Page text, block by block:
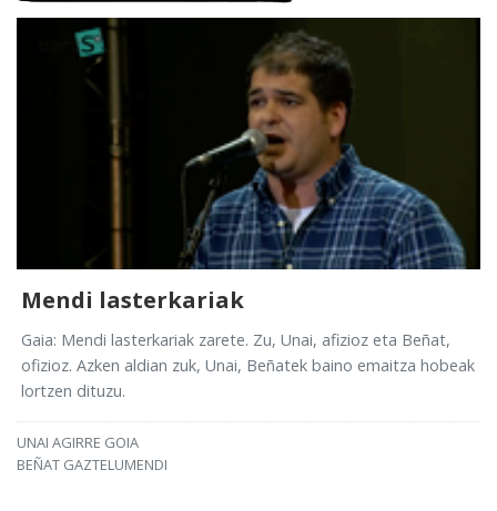
Mendi lasterkariak
Gaia: Mendi lasterkariak zarete. Zu, Unai, afizioz eta Beñat,
ofizioz. Azken aldian zuk, Unai, Beñatek baino emaitza hobeak
lortzen dituzu.
UNAI AGIRRE GOIA
BEÑAT GAZTELUMENDI